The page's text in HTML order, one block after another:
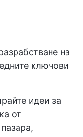
на
ключови
идеи за
от